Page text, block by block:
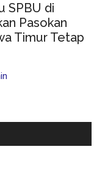
SPBU di
Pasokan
Timur Tetap